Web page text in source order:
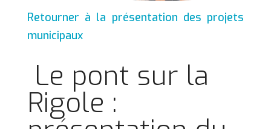
Retourner à la présentation des projets
municipaux
Le pont sur la
Rigole :